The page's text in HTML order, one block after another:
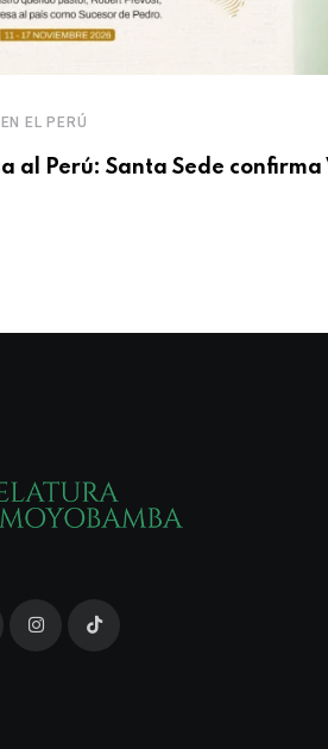
EL PERÚ
al Perú: Santa Sede confirma